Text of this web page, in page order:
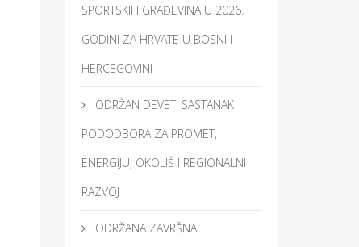
SPORTSKIH GRAĐEVINA U 2026.
GODINI ZA HRVATE U BOSNI I
HERCEGOVINI
ODRŽAN DEVETI SASTANAK
PODODBORA ZA PROMET,
ENERGIJU, OKOLIŠ I REGIONALNI
RAZVOJ
ODRŽANA ZAVRŠNA